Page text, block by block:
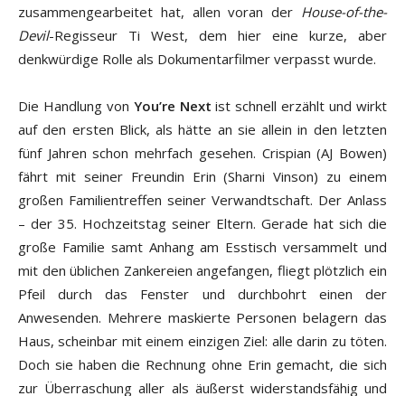
zusammengearbeitet hat, allen voran der House-of-the-
Devil-Regisseur Ti West, dem hier eine kurze, aber
denkwürdige Rolle als Dokumentarfilmer verpasst wurde.
Die Handlung von You’re Next ist schnell erzählt und wirkt
auf den ersten Blick, als hätte an sie allein in den letzten
fünf Jahren schon mehrfach gesehen. Crispian (AJ Bowen)
fährt mit seiner Freundin Erin (Sharni Vinson) zu einem
großen Familientreffen seiner Verwandtschaft. Der Anlass
– der 35. Hochzeitstag seiner Eltern. Gerade hat sich die
große Familie samt Anhang am Esstisch versammelt und
mit den üblichen Zankereien angefangen, fliegt plötzlich ein
Pfeil durch das Fenster und durchbohrt einen der
Anwesenden. Mehrere maskierte Personen belagern das
Haus, scheinbar mit einem einzigen Ziel: alle darin zu töten.
Doch sie haben die Rechnung ohne Erin gemacht, die sich
zur Überraschung aller als äußerst widerstandsfähig und